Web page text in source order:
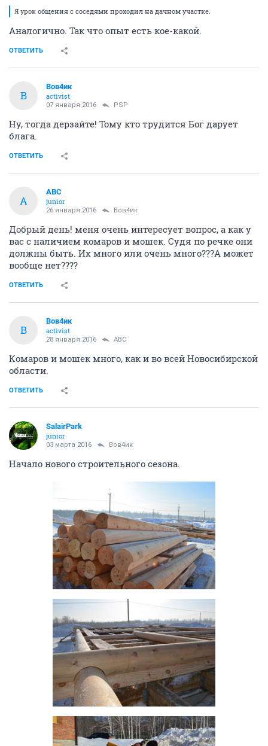
Я урок общения с соседями проходил на дачном участке.
Аналогично. Так что опыт есть кое-какой.
ОТВЕТИТЬ
В
Вов4ик
activist
07 января 2016 PSP
Ну, тогда дерзайте! Тому кто трудится Бог дарует
блага.
ОТВЕТИТЬ
А
АВС
junior
26 января 2016 Вов4ик
Добрый день! меня очень интересует вопрос, а как у
вас с наличием комаров и мошек. Судя по речке они
должны быть. Их много или очень много???А может
вообще нет????
ОТВЕТИТЬ
В
Вов4ик
activist
28 января 2016 АВС
Комаров и мошек много, как и во всей Новосибирской
области.
ОТВЕТИТЬ
SаlairPark
junior
03 марта 2016 Вов4ик
Начало нового строительного сезона.